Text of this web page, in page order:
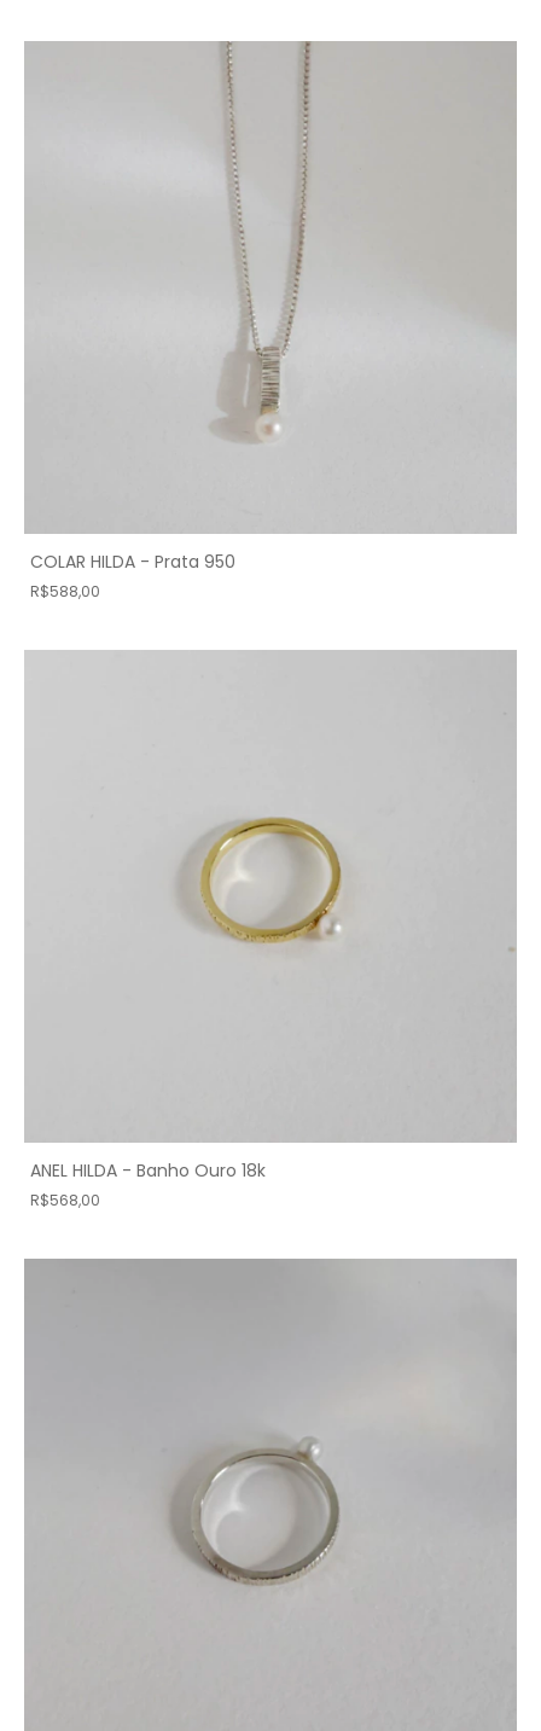
COLAR HILDA - Prata 950
R$588,00
ANEL HILDA - Banho Ouro 18k
R$568,00